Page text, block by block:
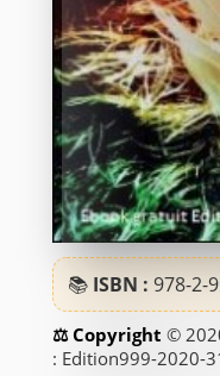
📚 ISBN : 978-2-
©
: Edition999-2020-